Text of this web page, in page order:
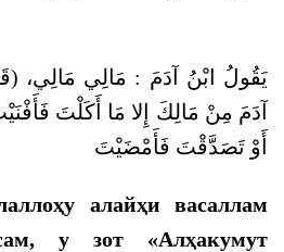
يَقُولُ ابْنُ آدَمَ : مَالِي مَالِي،
آدَمَ مِنْ مَالِكَ إِلا مَا أَكَلْتَ
أَوْ تَصَدَّقْتَ فَأَمْضَيْتَ
алайҳи васаллам
у зот «Алҳакумут